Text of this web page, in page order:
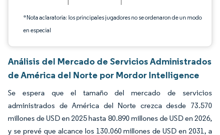
*Nota aclaratoria: los principales jugadores no se ordenaron de un modo
en especial
Análisis del Mercado de Servicios Administrados
de América del Norte por Mordor Intelligence
Se espera que el tamaño del mercado de servicios
administrados de América del Norte crezca desde 73.570
millones de USD en 2025 hasta 80.890 millones de USD en 2026,
y se prevé que alcance los 130.060 millones de USD en 2031, a